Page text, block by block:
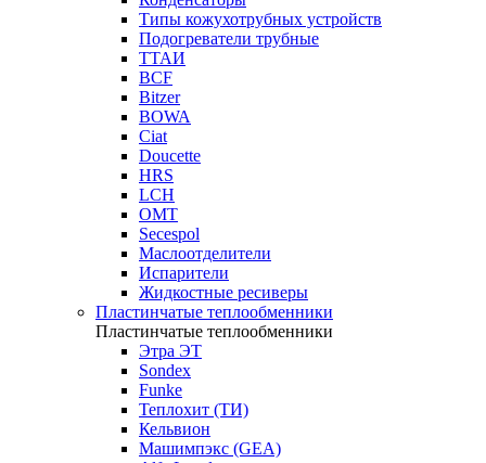
Типы кожухотрубных устройств
Подогреватели трубные
ТТАИ
BCF
Bitzer
BOWA
Ciat
Doucette
HRS
LCH
OMT
Secespol
Маслоотделители
Испарители
Жидкостные ресиверы
Пластинчатые теплообменники
Пластинчатые теплообменники
Этра ЭТ
Sondex
Funke
Теплохит (ТИ)
Кельвион
Машимпэкс (GEA)